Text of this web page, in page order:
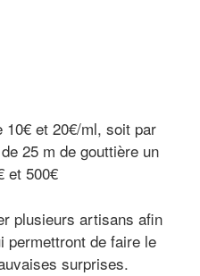
10€ et 20€/ml, soit par
25 m de gouttière un
et 500€
plusieurs artisans afin
permettront de faire le
surprises.